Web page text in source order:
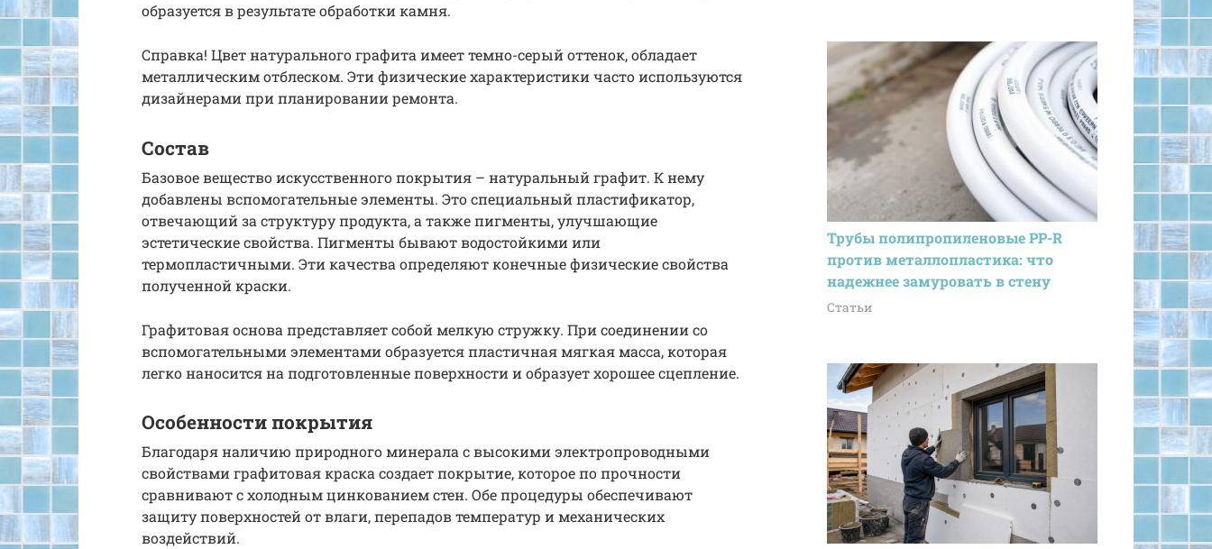
образуется в результате обработки камня.
Справка! Цвет натурального графита имеет темно-серый оттенок, обладает
металлическим отблеском. Эти физические характеристики часто используются
дизайнерами при планировании ремонта.
Состав
Базовое вещество искусственного покрытия – натуральный графит. К нему
добавлены вспомогательные элементы. Это специальный пластификатор,
отвечающий за структуру продукта, а также пигменты, улучшающие
эстетические свойства. Пигменты бывают водостойкими или
термопластичными. Эти качества определяют конечные физические свойства
полученной краски.
Графитовая основа представляет собой мелкую стружку. При соединении со
вспомогательными элементами образуется пластичная мягкая масса, которая
легко наносится на подготовленные поверхности и образует хорошее сцепление.
Особенности покрытия
Благодаря наличию природного минерала с высокими электропроводными
свойствами графитовая краска создает покрытие, которое по прочности
сравнивают с холодным цинкованием стен. Обе процедуры обеспечивают
защиту поверхностей от влаги, перепадов температур и механических
воздействий.
Трубы полипропиленовые PP-R
против металлопластика: что
надежнее замуровать в стену
Статьи